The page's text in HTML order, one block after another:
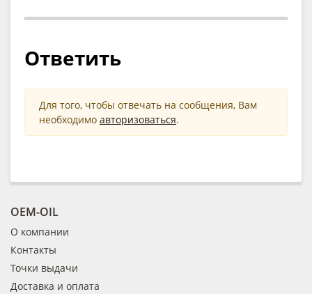
Ответить
Для того, чтобы отвечать на сообщения, Вам
необходимо авторизоваться.
OEM-OIL
О компании
Контакты
Точки выдачи
Доставка и оплата